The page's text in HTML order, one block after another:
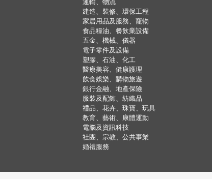
運輸、物流
建造、裝修、環保工程
家居用品及服務、寵物
食品糧油、餐飲業設備
五金、機械、儀器
電子零件及設備
塑膠、石油、化工
醫療美容、健康護理
飲食娛樂、購物旅遊
銀行金融、地產保險
服裝及配飾、紡織品
禮品、花卉、珠寶、玩具
教育、藝術、康體運動
電腦及資訊科技
社團、宗教、公共事業
婚禮服務